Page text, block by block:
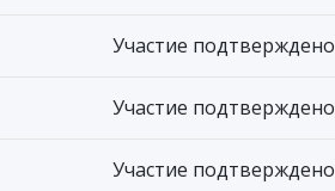
Участие подтверждено
Участие подтверждено
Участие подтверждено